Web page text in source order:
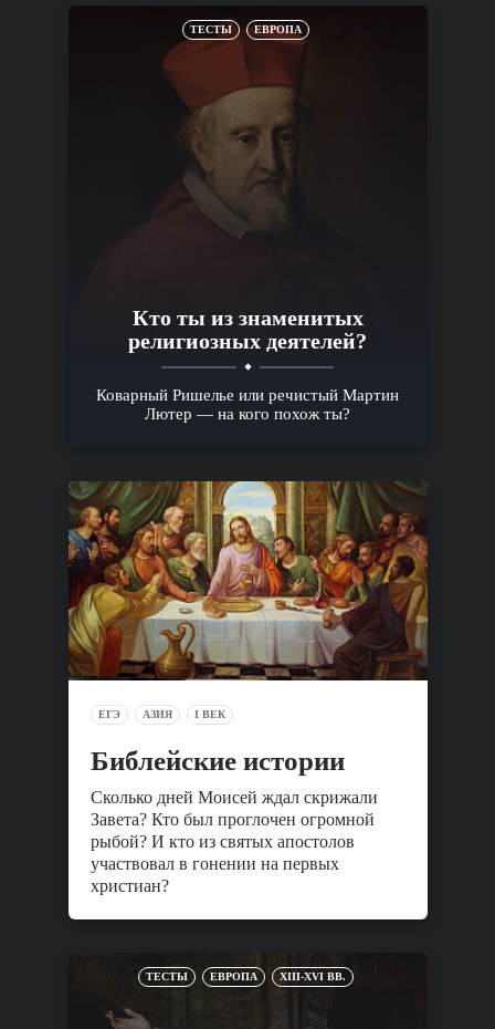
ТЕСТЫ ЕВРОПА
Кто ты из знаменитых
религиозных деятелей?
Коварный Ришелье или речистый Мартин
Лютер — на кого похож ты?
ЕГЭ АЗИЯ I ВЕК
Библейские истории
Сколько дней Моисей ждал скрижали
Завета? Кто был проглочен огромной
рыбой? И кто из святых апостолов
участвовал в гонении на первых
христиан?
ТЕСТЫ ЕВРОПА XIII-XVI ВВ.